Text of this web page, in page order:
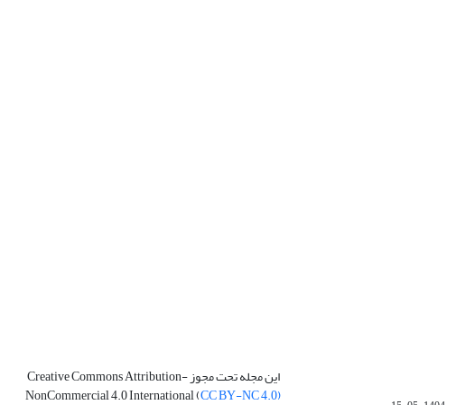
این مجله تحت مجوز Creative Commons Attribution-
NonCommercial 4.0 International (CC BY-NC 4.0)